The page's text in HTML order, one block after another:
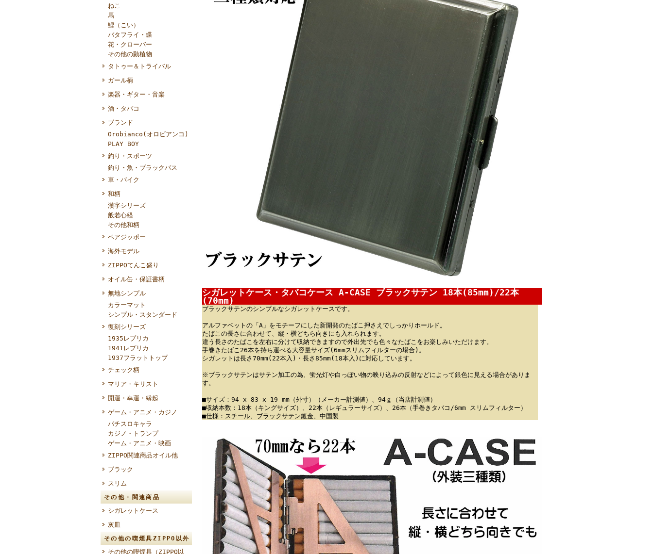
ねこ
馬
鯉（こい）
バタフライ・蝶
花・クローバー
その他の動植物
タトゥー＆トライバル
ガール柄
楽器・ギター・音楽
酒・タバコ
ブランド
Orobianco(オロビアンコ)
PLAY BOY
釣り・スポーツ
釣り・魚・ブラックバス
車・バイク
和柄
漢字シリーズ
般若心経
その他和柄
ペアジッポー
海外モデル
ZIPPOてんこ盛り
オイル缶・保証書柄
無地シンプル
カラーマット
シンプル・スタンダード
復刻シリーズ
1935レプリカ
1941レプリカ
1937フラットトップ
チェック柄
マリア・キリスト
開運・幸運・縁起
ゲーム・アニメ・カジノ
パチスロキャラ
カジノ・トランプ
ゲーム・アニメ・映画
ZIPPO関連商品オイル他
ブラック
スリム
その他・関連商品
シガレットケース
灰皿
その他の喫煙具ZIPPO以外
その他の喫煙具（ZIPPO以
シガレットケース・タバコケース A-CASE ブラックサテン 18本(85mm)/22本
(70mm)
ブラックサテンのシンプルなシガレットケースです。
アルファベットの「A」をモチーフにした新開発のたばこ押さえでしっかりホールド。
たばこの長さに合わせて、縦・横どちら向きにも入れられます。
違う長さのたばこを左右に分けて収納できますので外出先でも色々なたばこをお楽しみいただけます。
手巻きたばこ26本を持ち運べる大容量サイズ(6mmスリムフィルターの場合)。
シガレットは長さ70mm(22本入)・長さ85mm(18本入)に対応しています。
※ブラックサテンはサテン加工の為、蛍光灯や白っぽい物の映り込みの反射などによって銀色に見える場合がありま
す。
■サイズ：94 x 83 x 19 mm（外寸）（メーカー計測値）、94ｇ（当店計測値）
■収納本数：18本（キングサイズ）、22本（レギュラーサイズ）、26本（手巻きタバコ/6mm スリムフィルター）
■仕様：スチール、ブラックサテン鍍金、中国製